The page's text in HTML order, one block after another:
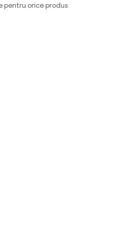
pentru orice produs